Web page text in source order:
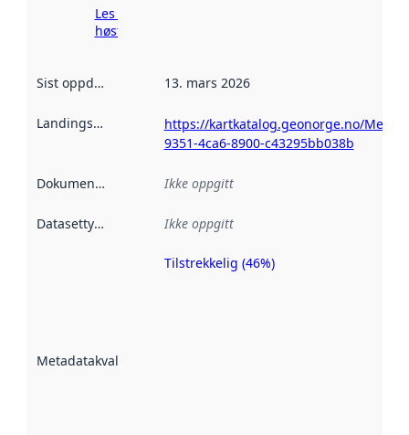
Les mer om
høsting her
Sist oppdatert 13. mars 2026
Landingsside
https://kartkatalog.geonorge.no/
9351-4ca6-8900-c43295bb038b
Dokumentasjon Ikke oppgitt
Datasettype Ikke oppgitt
Metadatakvalitet
Metadatakvalitet
Tilstrekkelig (46%)